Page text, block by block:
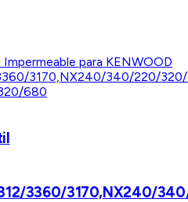
3360/3170,NX240/